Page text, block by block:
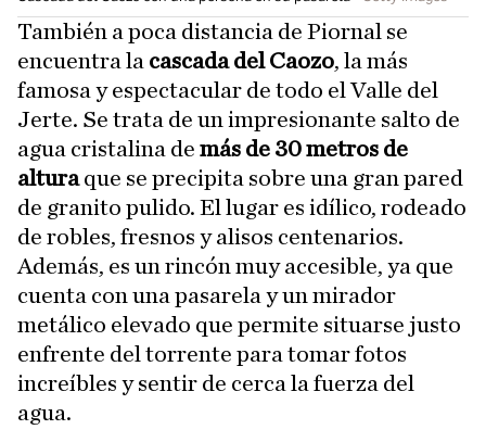
También a poca distancia de Piornal se
encuentra la cascada del Caozo, la más
famosa y espectacular de todo el Valle del
Jerte. Se trata de un impresionante salto de
agua cristalina de más de 30 metros de
alturaque se precipita sobre una gran pared
de granito pulido. El lugar es idílico, rodeado
de robles, fresnos y alisos centenarios.
Además, es un rincón muy accesible, ya que
cuenta con una pasarela y un mirador
metálico elevado que permite situarse justo
enfrente del torrente para tomar fotos
increíbles y sentir de cerca la fuerza del
agua.